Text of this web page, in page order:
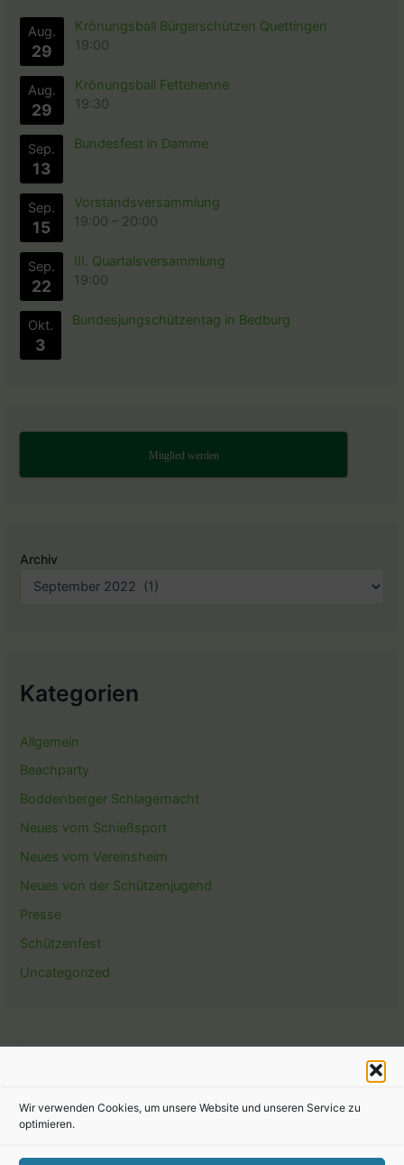
Wir verwenden Cookies, um unsere Website und unseren Service zu
optimieren.
Aug.
29
Krönungsball Bürgerschützen Quettingen
19:00
Aug.
29
Krönungsball Fettehenne
19:30
Sep.
13
Bundesfest in Damme
Sep.
15
Vorstandsversammlung
19:00 – 20:00
Sep.
22
III. Quartalsversammlung
19:00
Okt.
3
Bundesjungschützentag in Bedburg
Mitglied werden
Archiv
Kategorien
Allgemein
Beachparty
Boddenberger Schlagernacht
Neues vom Schießsport
Neues vom Vereinsheim
Neues von der Schützenjugend
Presse
Schützenfest
Uncategorized
Präsentiert vonAstra-WordPress-Theme
Kontaktformular